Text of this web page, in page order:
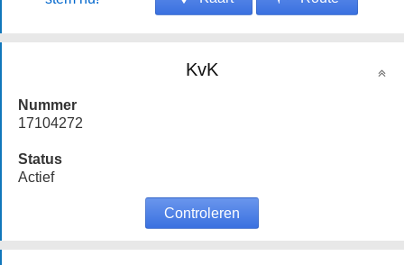
KvK
Nummer
17104272
Status
Actief
Controleren